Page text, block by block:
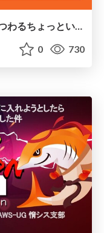
JAWS DAYS 2024 E-3 ランチにまつわるちょっといい話 〜給食がない町の小中学生に温かい昼食を〜 / School lunch for anywhere
0 730